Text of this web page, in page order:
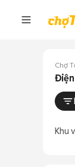
Chợ
Khu